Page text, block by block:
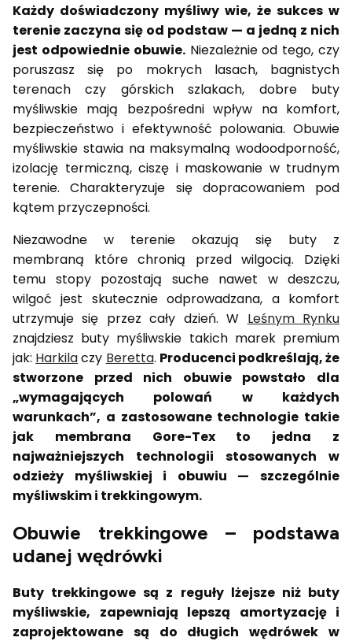
Każdy doświadczony myśliwy wie, że sukces w
terenie zaczyna się od podstaw — a jedną z nich
jest odpowiednie obuwie.Niezależnie od tego, czy
poruszasz się po mokrych lasach, bagnistych
terenach czy górskich szlakach, dobre buty
myśliwskie mają bezpośredni wpływ na komfort,
bezpieczeństwo i efektywność polowania. Obuwie
myśliwskie stawia na maksymalną wodoodporność,
izolację termiczną, ciszę i maskowanie w trudnym
terenie. Charakteryzuje się dopracowaniem pod
kątem przyczepności.
Niezawodne w terenie okazują się buty z
membraną które chronią przed wilgocią. Dzięki
temu stopy pozostają suche nawet w deszczu,
wilgoć jest skutecznie odprowadzana, a komfort
utrzymuje się przez cały dzień. W Leśnym Rynku
znajdziesz buty myśliwskie takich marek premium
jak: Harkilaczy Beretta. Producenci podkreślają, że
stworzone przed nich obuwie powstało dla
„wymagających polowań w każdych
warunkach”, a zastosowane technologie takie
jak membrana Gore-Tex to jedna z
najważniejszych technologii stosowanych w
odzieży myśliwskiej i obuwiu — szczególnie
myśliwskim i trekkingowym.
Obuwie trekkingowe – podstawa
udanej wędrówki
Buty trekkingowe są z reguły lżejsze niż buty
myśliwskie, zapewniają lepszą amortyzację i
zaprojektowane są do długich wędrówek w